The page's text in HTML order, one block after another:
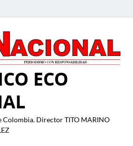
ECO
Colombia. Director TITO MARINO